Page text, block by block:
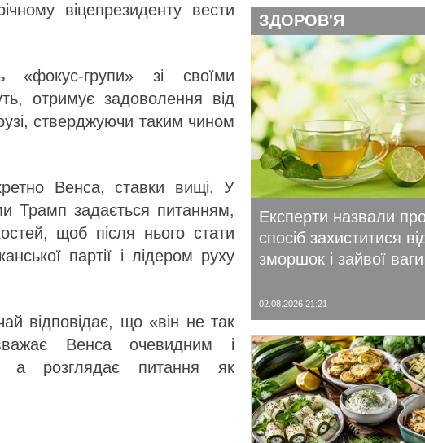
віцепрезиденту вести
групи» зі своїми
отримує задоволення від
стверджуючи таким чином
Венса, ставки вищі. У
Трамп задається питанням,
щоб після нього стати
партії і лідером руху
відповідає, що «він не так
Венса очевидним і
а розглядає питання як
ЗДОРОВ'Я
Експерти назвали
спосіб захиститися
зморшок і зайвої ваги
02.08.2026 21:21